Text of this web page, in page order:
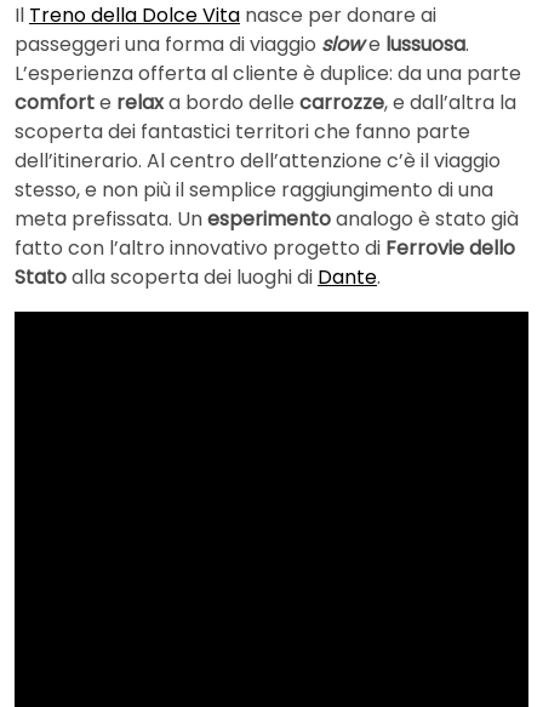
Il Treno della Dolce Vita nasce per donare ai
passeggeri una forma di viaggio slowe lussuosa.
L’esperienza offerta al cliente è duplice: da una parte
comforte relaxa bordo delle carrozze, e dall’altra la
scoperta dei fantastici territori che fanno parte
dell’itinerario. Al centro dell’attenzione c’è il viaggio
stesso, e non più il semplice raggiungimento di una
meta prefissata. Unesperimentoanalogo è stato già
fatto con l’altro innovativo progetto di Ferrovie dello
Statoalla scoperta dei luoghi di Dante.